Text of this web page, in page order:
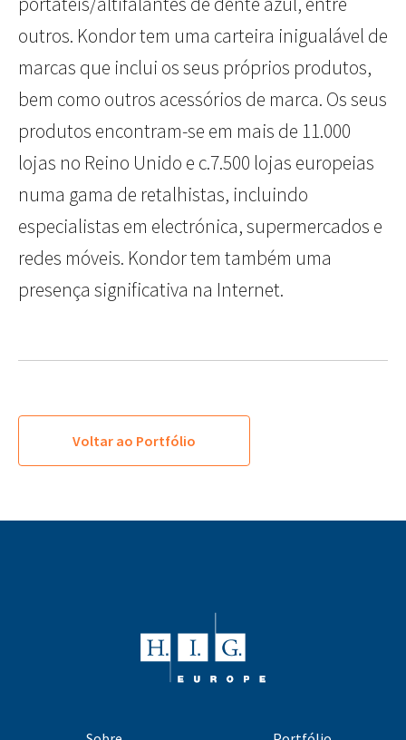
outros. Kondor tem uma carteira inigualável de
marcas que inclui os seus próprios produtos,
bem como outros acessórios de marca. Os seus
produtos encontram-se em mais de 11.000
lojas no Reino Unido e c.7.500 lojas europeias
numa gama de retalhistas, incluindo
especialistas em electrónica, supermercados e
redes móveis. Kondor tem também uma
presença significativa na Internet.
Voltar ao Portfólio